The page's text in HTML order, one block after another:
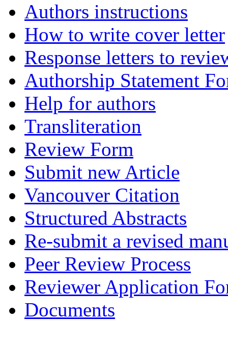
Authors instructions
How to write cover letter
Response letters to
Authorship Statement
Help for authors
Transliteration
Review Form
Submit new Article
Vancouver Citation
Structured Abstracts
Re-submit a revised
Peer Review Process
Reviewer Application
Documents